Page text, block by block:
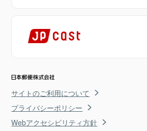
サイトのご利用について
プライバシーポリシー
Webアクセシビリティ方針